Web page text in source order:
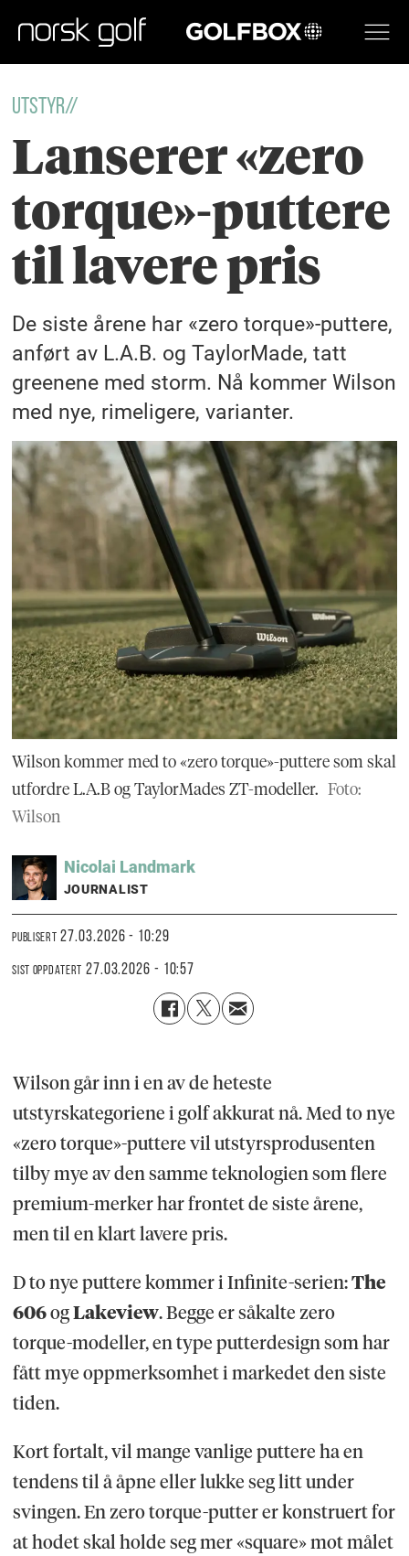
GOLFBOX
Utstyr//
Lanserer «zero
torque»-puttere
til lavere pris
De siste årene har «zero torque»-puttere,
anført av L.A.B. og TaylorMade, tatt
greenene med storm. Nå kommer Wilson
med nye, rimeligere, varianter.
Wilson kommer med to «zero torque»-puttere som skal
utfordre L.A.B og TaylorMades ZT-modeller. Foto:
Wilson
Nicolai Landmark
JOURNALIST
PUBLISERT 27.03.2026 - 10:29
SIST OPPDATERT 27.03.2026 - 10:57
Wilson går inn i en av de heteste
utstyrskategoriene i golf akkurat nå. Med to nye
«zero torque»-puttere vil utstyrsprodusenten
tilby mye av den samme teknologien som flere
premium-merker har frontet de siste årene,
men til en klart lavere pris.
D to nye puttere kommer i Infinite-serien:The
606ogLakeview. Begge er såkalte zero
torque-modeller, en type putterdesign som har
fått mye oppmerksomhet i markedet den siste
tiden.
Kort fortalt, vil mange vanlige puttere ha en
tendens til å åpne eller lukke seg litt under
svingen. En zero torque-putter er konstruert for
at hodet skal holde seg mer «square» mot målet